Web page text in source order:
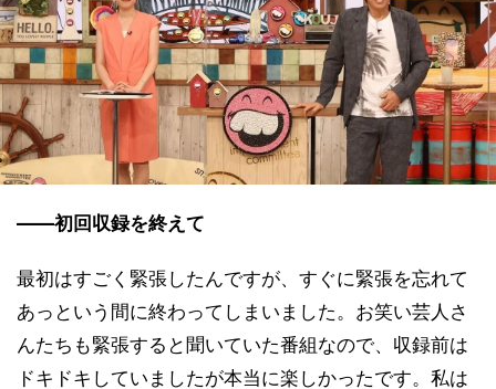
――初回収録を終えて
最初はすごく緊張したんですが、すぐに緊張を忘れて
あっという間に終わってしまいました。お笑い芸人さ
んたちも緊張すると聞いていた番組なので、収録前は
ドキドキしていましたが本当に楽しかったです。私は